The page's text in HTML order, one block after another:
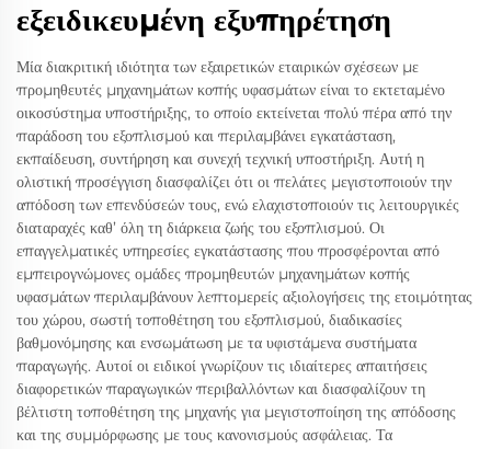
εξειδικευμένη εξυπηρέτηση
Μία διακριτική ιδιότητα των εξαιρετικών εταιρικών σχέσεων με
προμηθευτές μηχανημάτων κοπής υφασμάτων είναι το εκτεταμένο
οικοσύστημα υποστήριξης, το οποίο εκτείνεται πολύ πέρα από την
παράδοση του εξοπλισμού και περιλαμβάνει εγκατάσταση,
εκπαίδευση, συντήρηση και συνεχή τεχνική υποστήριξη. Αυτή η
ολιστική προσέγγιση διασφαλίζει ότι οι πελάτες μεγιστοποιούν την
απόδοση των επενδύσεών τους, ενώ ελαχιστοποιούν τις λειτουργικές
διαταραχές καθ’ όλη τη διάρκεια ζωής του εξοπλισμού. Οι
επαγγελματικές υπηρεσίες εγκατάστασης που προσφέρονται από
εμπειρογνώμονες ομάδες προμηθευτών μηχανημάτων κοπής
υφασμάτων περιλαμβάνουν λεπτομερείς αξιολογήσεις της ετοιμότητας
του χώρου, σωστή τοποθέτηση του εξοπλισμού, διαδικασίες
βαθμονόμησης και ενσωμάτωση με τα υφιστάμενα συστήματα
παραγωγής. Αυτοί οι ειδικοί γνωρίζουν τις ιδιαίτερες απαιτήσεις
διαφορετικών παραγωγικών περιβαλλόντων και διασφαλίζουν τη
βέλτιστη τοποθέτηση της μηχανής για μεγιστοποίηση της απόδοσης
και της συμμόρφωσης με τους κανονισμούς ασφάλειας. Τα